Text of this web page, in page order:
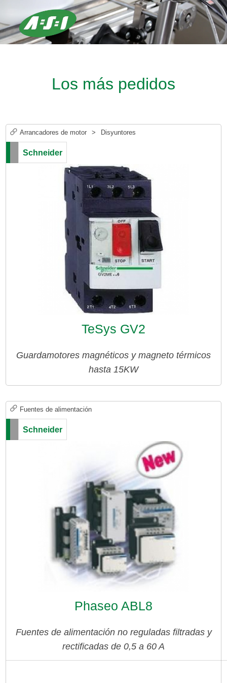
Los más pedidos
Arrancadores de motor > Disyuntores
TeSys GV2
Guardamotores magnéticos y magneto térmicos
hasta 15KW
Schneider
Fuentes de alimentación
Phaseo ABL8
Fuentes de alimentación no reguladas filtradas y
rectificadas de 0,5 a 60 A
Schneider